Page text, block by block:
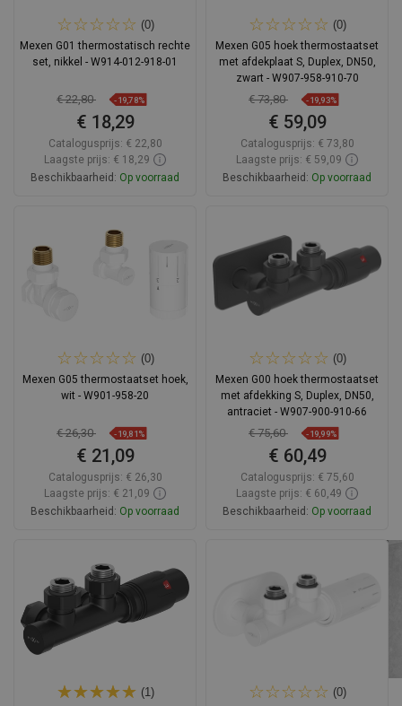
(0)
Mexen G01 thermostatisch rechte
set, nikkel - W914-012-918-01
€ 22,80 -19,78%
€ 18,29
Catalogusprijs: € 22,80
Laagste prijs: € 18,29
Beschikbaarheid: Op voorraad
favorite_border
(0)
Mexen G05 hoek thermostaatset
met afdekplaat S, Duplex, DN50,
zwart - W907-958-910-70
€ 73,80 -19,93%
€ 59,09
Catalogusprijs: € 73,80
Laagste prijs: € 59,09
Beschikbaarheid: Op voorraad
favorite_border Favoriet
Vergelijk
(0)
Mexen G05 thermostaatset hoek,
wit - W901-958-20
€ 26,30 -19,81%
€ 21,09
Catalogusprijs: € 26,30
Laagste prijs: € 21,09
Beschikbaarheid: Op voorraad
favorite_border Favoriet
Vergelijk
(0)
Mexen G00 hoek thermostaatset
met afdekking S, Duplex, DN50,
antraciet - W907-900-910-66
€ 75,60 -19,99%
€ 60,49
Catalogusprijs: € 75,60
Laagste prijs: € 60,49
Beschikbaarheid: Op voorraad
favorite_border Favoriet
(1) (0)